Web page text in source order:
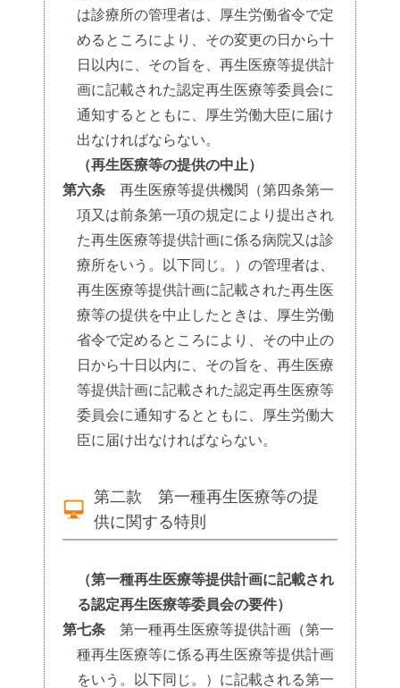
は診療所の管理者は、厚生労働省令で定
めるところにより、その変更の日から十
日以内に、その旨を、再生医療等提供計
画に記載された認定再生医療等委員会に
通知するとともに、厚生労働大臣に届け
出なければならない。
（再生医療等の提供の中止）
第六条 再生医療等提供機関（第四条第一
項又は前条第一項の規定により提出され
た再生医療等提供計画に係る病院又は診
療所をいう。以下同じ。）の管理者は、
再生医療等提供計画に記載された再生医
療等の提供を中止したときは、厚生労働
省令で定めるところにより、その中止の
日から十日以内に、その旨を、再生医療
等提供計画に記載された認定再生医療等
委員会に通知するとともに、厚生労働大
臣に届け出なければならない。
第二款 第一種再生医療等の提
供に関する特則
（第一種再生医療等提供計画に記載され
る認定再生医療等委員会の要件）
第七条 第一種再生医療等提供計画（第一
種再生医療等に係る再生医療等提供計画
をいう。以下同じ。）に記載される第一